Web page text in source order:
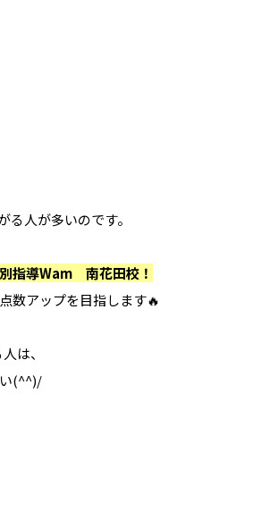
人が多いのです。
指導Wam 南花田校！
数アップを目指します🔥
は、
(^^)/